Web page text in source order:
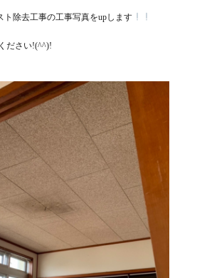
除去工事の工事写真をupします
ださい!(^^)!